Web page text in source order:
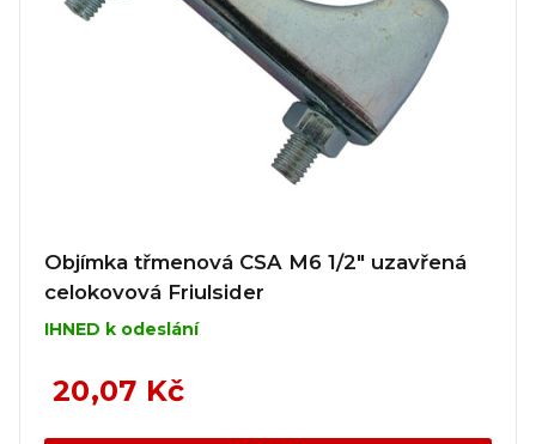
Objímka třmenová CSA M6 1/2" uzavřená
celokovová Friulsider
IHNED k odeslání
20,07 Kč